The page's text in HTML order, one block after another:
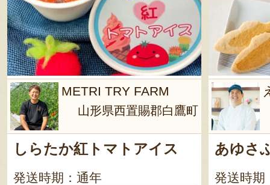
METRI TRY FARM
山形県西置賜郡白鷹町
しらたか紅トマトアイス
発送時期：通年
あゆさ
発送時期